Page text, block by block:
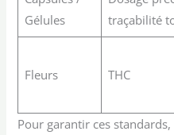
Gélules
traçabilité
Fleurs THC
Pour garantir ces